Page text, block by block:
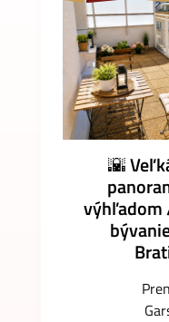
🌇